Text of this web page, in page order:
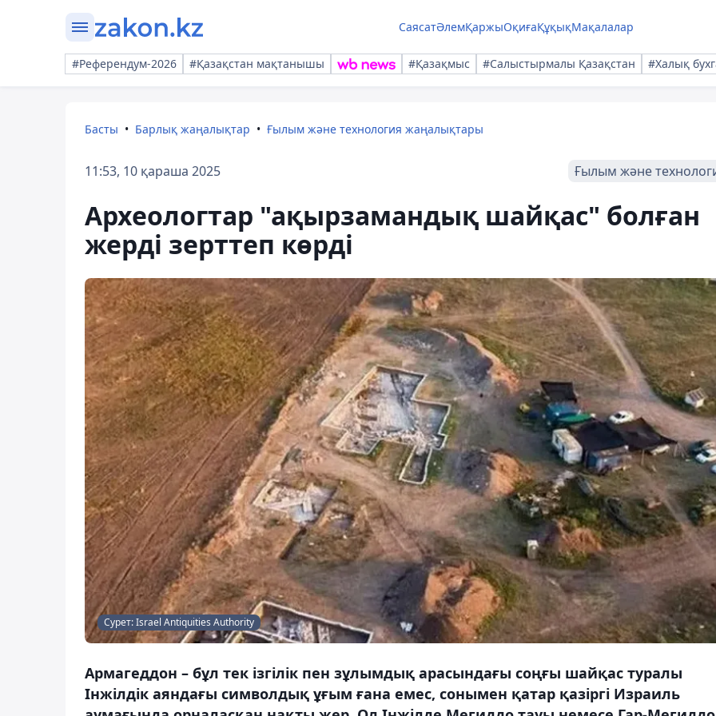
СаясатӘлемҚаржыОқиғаҚұқықМақалалар
#Референдум-2026 #Қазақстан мақтанышы #Қазақмыс #Салыстырмалы Қазақстан #Халық
Басты Барлық жаңалықтар Ғылым және технология жаңалықтары
11:53, 10 қараша 2025 Ғылым және
Археологтар "ақырзамандық шайқас" болған
жерді зерттеп көрді
Сурет: Israel Antiquities Authority
Армагеддон – бұл тек ізгілік пен зұлымдық арасындағы соңғы шайқас туралы
Інжілдік аяндағы символдық ұғым ғана емес, сонымен қатар қазіргі Израиль